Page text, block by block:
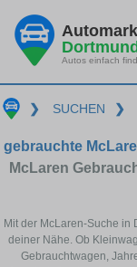
Autos einfach
❯ SUCHEN ❯
gebrauchte
McLaren
Mit der McLaren-Suche in
deiner Nähe. Ob
Gebrauchtwagen,